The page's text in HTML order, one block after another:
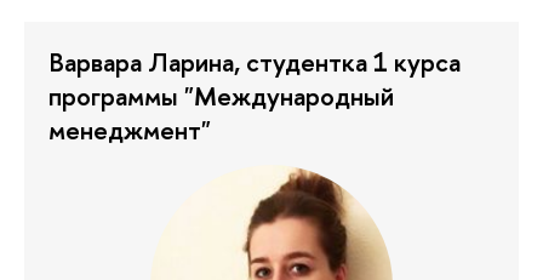
Варвара Ларина, студентка 1 курса
программы "Международный
менеджмент"